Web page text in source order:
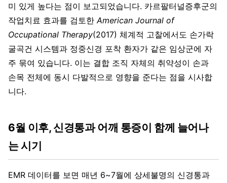
미 있게 높다는 점이 보고되었습니다. 카르팔터널증후군의
작업치료 효과를 검토한 American Journal of
Occupational Therapy(2017) 체계적 고찰에서도 손가락
굴곡건 시스템과 정중신경 포착 환자가 같은 임상군에 자
주 묶여 있습니다. 이는 결합 조직 자체의 취약성이 손과
손목 전체에 동시 다발적으로 영향을 준다는 점을 시사합
니다.
6월 이후, 신경통과 어깨 통증이 함께 늘어나
는 시기
EMR 데이터를 보면 매년 6~7월에 상세불명의 신경통과